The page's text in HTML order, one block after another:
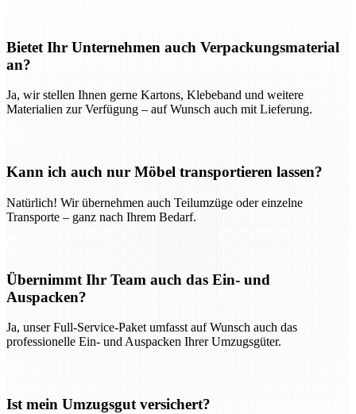
Bietet Ihr Unternehmen auch Verpackungsmaterial
an?
Ja, wir stellen Ihnen gerne Kartons, Klebeband und weitere
Materialien zur Verfügung – auf Wunsch auch mit Lieferung.
Kann ich auch nur Möbel transportieren lassen?
Natürlich! Wir übernehmen auch Teilumzüge oder einzelne
Transporte – ganz nach Ihrem Bedarf.
Übernimmt Ihr Team auch das Ein- und
Auspacken?
Ja, unser Full-Service-Paket umfasst auf Wunsch auch das
professionelle Ein- und Auspacken Ihrer Umzugsgüter.
Ist mein Umzugsgut versichert?